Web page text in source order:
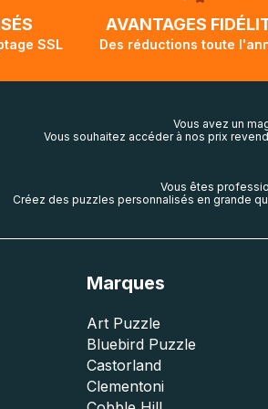
SSL
AVANTAGES
Des réductions toute
Vous avez un
Vous souhaitez accéder à nos prix
Vous êtes
Créez des puzzles personnalisés en grande
Marques
Art Puzzle
Bluebird Puzzle
Castorland
Clementoni